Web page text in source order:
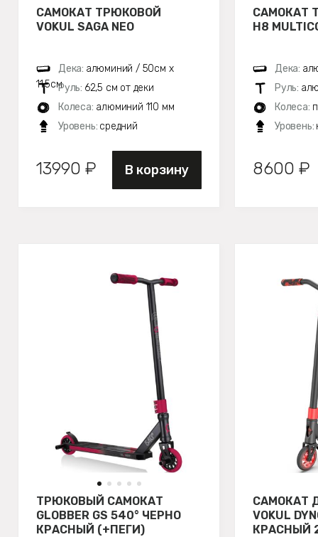
САМОКАТ ТРЮКОВОЙ
VOKUL SAGA NEO
Дека: алюминий / 50см х
11,5смРуль: 62,5 см от деки
Колеса: алюминий 110 мм
Уровень: средний
13990 ₽ В корзину
САМОКАТ
H8
Дека:
Руль:
Колеса:
Уровень:
8600 ₽
ТРЮКОВЫЙ САМОКАТ
GLOBBER GS 540° ЧЕРНО
КРАСНЫЙ (+ПЕГИ)
САМОКАТ
VOKUL
КРАСНЫЙ